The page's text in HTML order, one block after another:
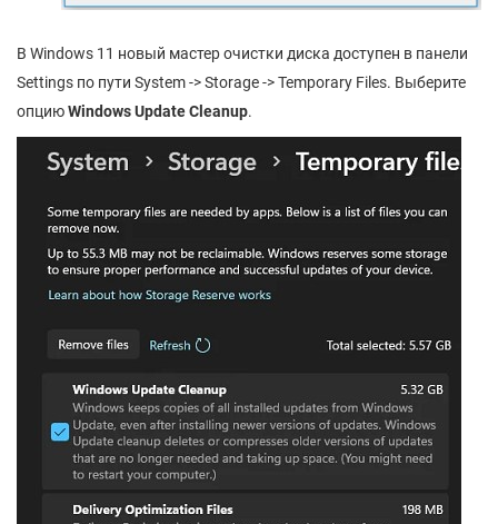
В Windows 11 новый мастер очистки диска доступен в панели
Settings по пути System -> Storage -> Temporary Files. Выберите
опциюWindowsUpdateCleanup.